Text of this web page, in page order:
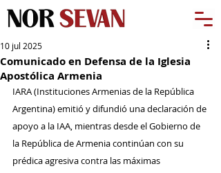
Comunicado en Defensa de la Iglesia
Apostólica Armenia
10 jul 2025
IARA (Instituciones Armenias de la República
Argentina) emitió y difundió una declaración de
apoyo a la IAA, mientras desde el Gobierno de
la República de Armenia continúan con su
prédica agresiva contra las máximas